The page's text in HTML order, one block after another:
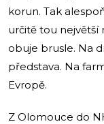
korun. Tak
určitě tou
obuje brusle. Na
představa. Na
Evropě.
Z Olomouce do